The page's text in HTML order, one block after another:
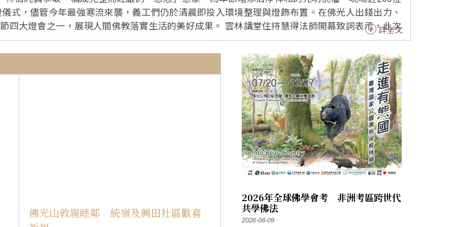
人間佛教落實生活的美好成果。 雲林講堂住持慧得法師開幕致詞表示，此次
所有對觀世音菩薩懷抱虔誠之心的大眾，皆能前來禮佛祈福。慧得法師指出，燈會期間，民眾可白
上頭香等活動，感受觀音菩薩的慈悲，學習佛光山開山祖師星雲大師人間佛教的精神。 雲林縣
講堂，表示一踏入講堂，內心就感覺很平靜，感謝雲林講堂長期與縣府密切合作，慧得法師多年來
文深度的年節亮點，因此縣府將佛光燈會納入雲林整體觀光行銷規畫，與斗六、虎尾、北港燈會並
於年節期間走訪雲林，感受燈會之美與地方人文風采。 啟燈儀式由處長謝明璇、慧得
光會中華總會監事莊敦、中區協會委員趙象觀、雲林區督導長張燕合、布袋戲歌后西卿等人共同主
、義工眾用心布置環境，落實星雲大師「人間淨土」理念，深受感動，也誠摯邀請大眾常來這座
苦海女神龍〉後，揭開序幕。隨著「啟燈」口號響起，煙火齊放，眾人手持仙女棒揮舞，天上煙火
詳全文
佛光山敦親睦鄰 統嶺及興田社區歡喜
2026年全球佛學會考 非洲考區跨世代
共學佛法
2026-08-09